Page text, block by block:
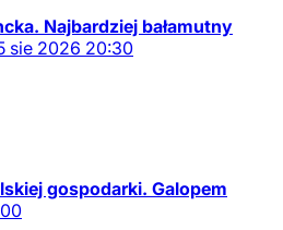
Najbardziej bałamutny
sie 2026 20:30
gospodarki. Galopem